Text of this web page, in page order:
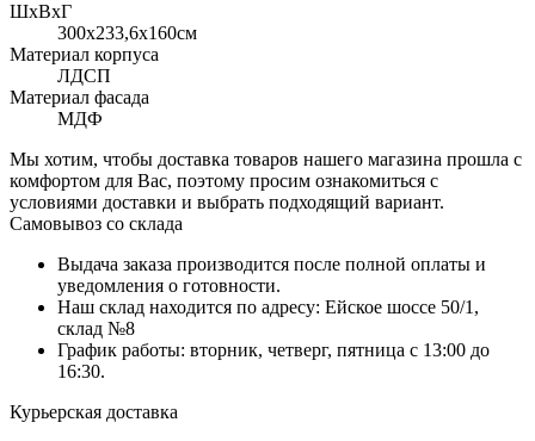
ШхВхГ
300x233,6х160см
Материал корпуса
ЛДСП
Материал фасада
МДФ
Мы хотим, чтобы доставка товаров нашего магазина прошла с
комфортом для Вас, поэтому просим ознакомиться с
условиями доставки и выбрать подходящий вариант.
Самовывоз со склада
Выдача заказа производится после полной оплаты и
уведомления о готовности.
Наш склад находится по адресу: Ейское шоссе 50/1,
склад №8
График работы: вторник, четверг, пятница с 13:00 до
16:30.
Курьерская доставка